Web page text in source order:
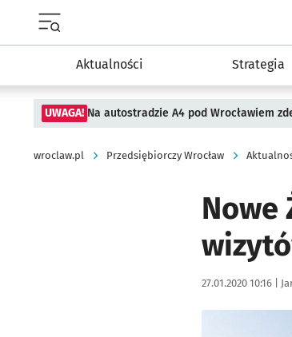
Aktualności Strategia
UWAGA! Na autostradzie A4 pod Wrocławiem
wroclaw.pl Przedsiębiorczy Wrocław
Nowe
Data publikacji:
27.01.2020 10:16 |